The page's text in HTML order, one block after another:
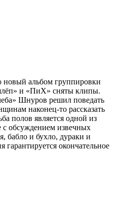
новый альбом группировки
и «ПиХ» сняты клипы.
Шнуров решил поведать
наконец-то рассказать
полов является одной из
с обсуждением извечных
бабло и бухло, дураки и
окончательное